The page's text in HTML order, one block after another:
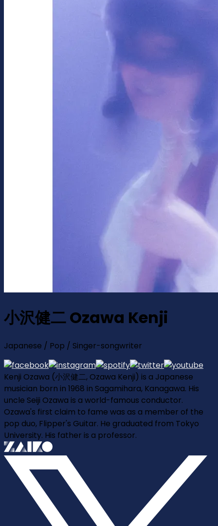
小沢健二 Ozawa Kenji
Japanese / Pop / Singer-songwriter
Kenji Ozawa (小沢健二, Ozawa Kenji) is a Japanese
musician born in 1968 in Sagamihara, Kanagawa. His
uncle Seiji Ozawa is a world-famous conductor.
Ozawa's first claim to fame was as a member of the
pop duo, Flipper's Guitar. He graduated from Tokyo
University. His father is a professor.